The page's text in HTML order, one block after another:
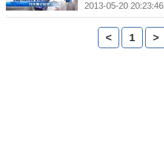
2013-05-20 20:23:46
< 1 >